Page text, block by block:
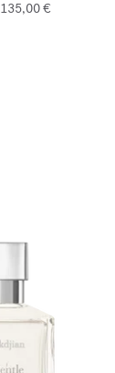
135,00 €